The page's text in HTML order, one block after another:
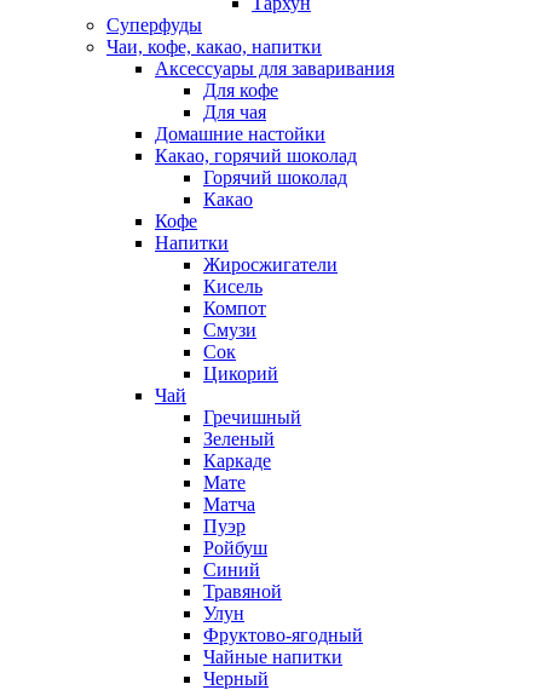
Суперфуды
Чаи, кофе, какао, напитки
Аксессуары для заваривания
Для кофе
Для чая
Домашние настойки
Какао, горячий шоколад
Горячий шоколад
Какао
Кофе
Напитки
Жиросжигатели
Кисель
Компот
Смузи
Сок
Цикорий
Чай
Гречишный
Зеленый
Каркаде
Мате
Матча
Пуэр
Ройбуш
Синий
Травяной
Улун
Фруктово-ягодный
Чайные напитки
Черный